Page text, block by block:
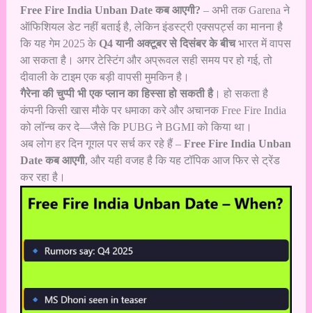
Free Fire India Unban Date कब आएगी? – अभी तक Garena ने
ऑफिशियल डेट नहीं बताई है, लेकिन इंडस्ट्री एक्सपर्ट्स का मानना है
कि यह गेम 2025 के Q4 यानी अक्टूबर से दिसंबर के बीचभारत में वापस
आ सकता है। अगर टेस्टिंग और अप्रूवल सही समय पर हो गई, तो
दीवाली के टाइम एक बड़ी वापसी मुमकिन है।
गैरेना की चुप्पी भी एक प्लान का हिस्सा हो सकती है। हो सकता है
कंपनी किसी खास मौके पर धमाका करे और अचानक Free Fire India
को लॉन्च कर दे—जैसे कि PUBG ने BGMI को किया था।
अब लोग हर दिन गूगल पर सर्च कर रहे हैं – Free Fire India Unban
Date कब आएगी, और यही वजह है कि यह टॉपिक आज फिर से ट्रेंड
कर रहा है।